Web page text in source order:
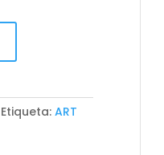
Etiqueta:ART